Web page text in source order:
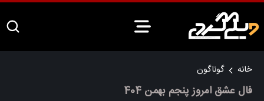
خانه گوناگون
فال عشق امروز پنجم بهمن 404